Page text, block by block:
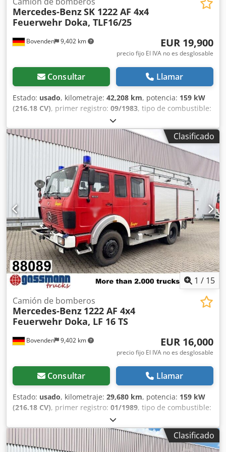
Bovenden 9,402 km
Mercedes-BenzSK 1222 AF 4x4
Feuerwehr Doka, TLF16/25
EUR 19,900
precio fijo El IVA no es desglosable
Consultar Llamar
Estado: usado, kilometraje: 42,208 km, potencia: 159 kW
(216.18 CV), primer registro: 09/1983, tipo de combustible:
7,570 kg, peso máximo de la carga:
4,930 kg, peso total:12,500 kg, tamaño del neumático:
10R22.5, configuración de ejes:4x4 , distancia entre ejes:
, color:rojo, cabina del conductor: otro, tipo de
mecánico, clase de emisión: ninguno,
amortiguación:acero, número de asientos:6,
Equipamiento:ABS, bloqueo del diferencial, cabina,
enganche de remolque, faros adicionales, faros
antiniebla, tracción a las cuatro ruedas , Ubicación del
vehículo: Bovenden, cabina doble, 1 asiento neumático,
retrovisores eléctricos, caja de cambios de 5 velocidades,
ABS (sistema antibloqueo), toma de fuerza, bloqueo de
diferencial, faros antiniebla, luz rotativa, caja de
almacenamiento, suspensión de ballesta. Distancia entre
ejes: 3600 mm Carrocería: camión cisterna contra
incendios LF16/25 con bomba integrada FP 16/8 y depósito
de agua de 2800 l. Horas de funcionamiento de la bomba
aprox. 424 h. ¡La venta a empresas o para exportación se
realiza con un IVA adicional del 19%! INFORMACIÓN DE
ACCESORIOS SIN GARANTÍA, sujeta a cambios, venta previa
Clasificado
1 / 15
Bovenden 9,402 km
Camión de bomberos
Mercedes-Benz 1222 AF 4x4
Feuerwehr Doka, LF 16 TS
EUR 16,000
precio fijo El IVA no es desglosable
Consultar Llamar
Estado: usado, kilometraje: 29,680 km, potencia: 159 kW
(216.18 CV), primer registro: 01/1989, tipo de combustible:
8,060 kg, peso máximo de la carga:
3,940 kg, peso total:12,000 kg, tamaño del neumático:
10R22.5
, configuración de ejes: 4x4 , distancia entre ejes:
3,600 mm, próxima inspección (TÜV):10/2025, frenos:
Clasificado